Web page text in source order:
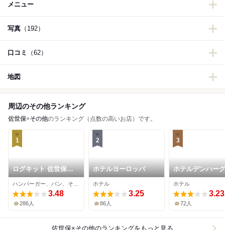
メニュー
写真 （192）
口コミ （62）
地図
周辺のその他ランキング
佐世保×その他のランキング（点数の高いお店）です。
1
ログキット 佐世保駅
店
3.48
286人
2
ホテルヨーロッパ
ホテル
3.25
86人
3
ホテルデンハー
崎ハウステンボス
ホテル
3.23
72人
佐世保×その他のランキングをもっと見る